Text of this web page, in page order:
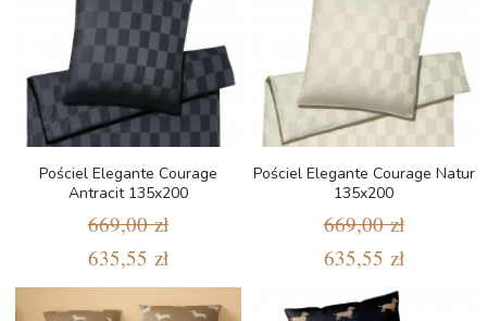
Pościel Elegante Courage
Antracit 135x200
669,00 zł
635,55 zł
Pościel Elegante Courage Natur
135x200
669,00 zł
635,55 zł